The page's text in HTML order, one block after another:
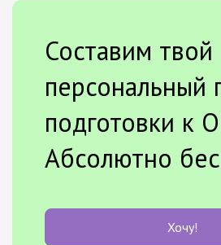
Составим твой
персональный
подготовки к
Абсолютно
Хочу!